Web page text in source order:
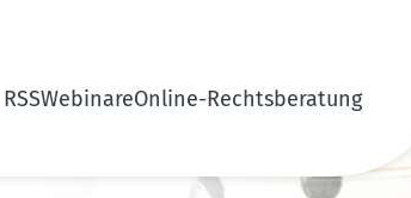
WebinareOnline-Rechtsberatung